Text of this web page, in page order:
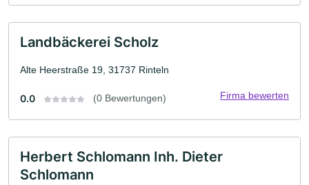
Landbäckerei Scholz
Alte Heerstraße 19, 31737 Rinteln
0.0 (0 Bewertungen) Firma bewerten
Herbert Schlomann Inh. Dieter
Schlomann